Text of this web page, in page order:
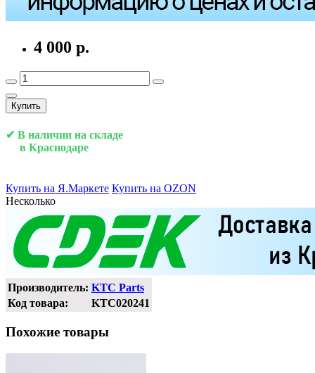
4 000 р.
Купить
✔ В наличии на складе
в Краснодаре
Купить на Я.Маркете Купить на OZON
Несколько
Производитель: KTC Parts
Код товара:
KTC020241
Похожие товары